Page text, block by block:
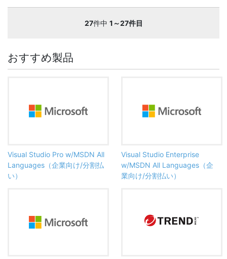
27件中 1～27件目
おすすめ製品
Visual Studio Pro w/MSDN All
Languages（企業向け/分割払
い）
Visual Studio Enterprise
w/MSDN All Languages（企
業向け/分割払い）